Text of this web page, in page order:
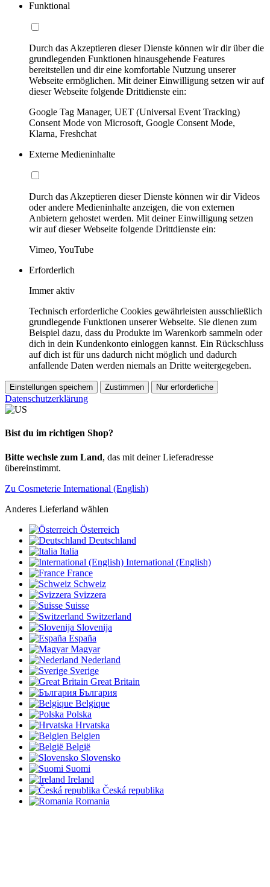
Funktional
Durch das Akzeptieren dieser Dienste können wir dir über die
grundlegenden Funktionen hinausgehende Features
bereitstellen und dir eine komfortable Nutzung unserer
Webseite ermöglichen. Mit deiner Einwilligung setzen wir auf
dieser Webseite folgende Drittdienste ein:
Google Tag Manager, UET (Universal Event Tracking)
Consent Mode von Microsoft, Google Consent Mode,
Klarna, Freshchat
Externe Medieninhalte
Durch das Akzeptieren dieser Dienste können wir dir Videos
oder andere Medieninhalte anzeigen, die von externen
Anbietern gehostet werden. Mit deiner Einwilligung setzen
wir auf dieser Webseite folgende Drittdienste ein:
Vimeo, YouTube
Erforderlich
Immer aktiv
Technisch erforderliche Cookies gewährleisten ausschließlich
grundlegende Funktionen unserer Webseite. Sie dienen zum
Beispiel dazu, dass du Produkte im Warenkorb sammeln oder
dich in dein Kundenkonto einloggen kannst. Ein Rückschluss
auf dich ist für uns dadurch nicht möglich und dadurch
anfallende Daten werden niemals an Dritte weitergegeben.
Einstellungen speichern Zustimmen Nur erforderliche
Datenschutzerklärung
Bist du im richtigen Shop?
Bitte wechsle zum Land, das mit deiner Lieferadresse
übereinstimmt.
Zu Cosmeterie International (English)
Anderes Lieferland wählen
Österreich
Deutschland
Italia
International (English)
France
Schweiz
Svizzera
Suisse
Switzerland
Slovenija
España
Magyar
Nederland
Sverige
Great Britain
България
Belgique
Polska
Hrvatska
Belgien
België
Slovensko
Suomi
Ireland
Česká republika
Romania